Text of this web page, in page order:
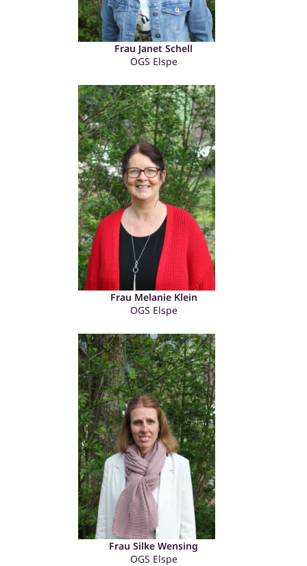
Frau Janet Schell
OGS Elspe
Frau Melanie Klein
OGS Elspe
Frau Silke Wensing
OGS Elspe